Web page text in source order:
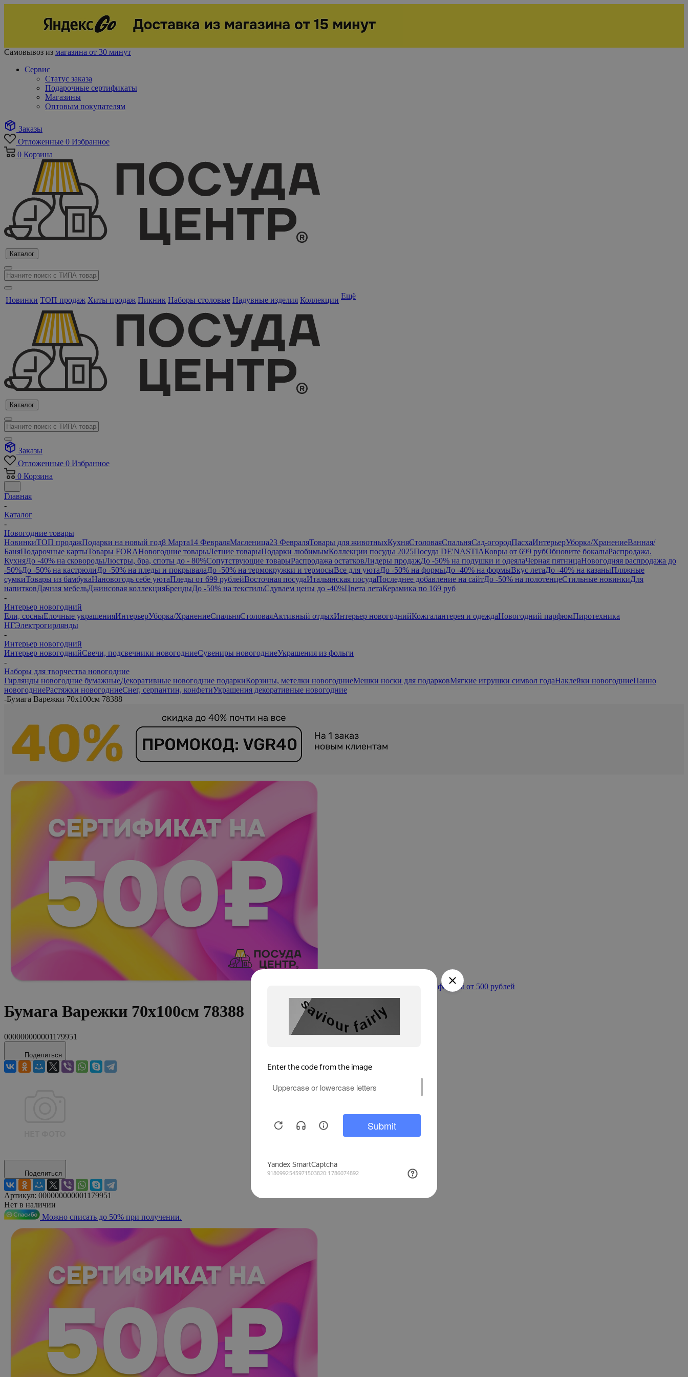
Самовывоз из магазина от 30 минут
Сервис
Статус заказа
Подарочные сертификаты
Магазины
Оптовым покупателям
Заказы
Отложенные 0 Избранное
0 Корзина
Каталог
Новинки ТОП продаж Хиты продаж Пикник Наборы столовые Надувные изделия Коллекции Ещё
Каталог
Заказы
Отложенные 0 Избранное
0 Корзина
Главная
-
Каталог
-
Новогодние товары
НовинкиТОП продажПодарки на новый год8 Марта14 ФевраляМасленица23 ФевраляТовары для животныхКухняСтоловаяСпальняСад-огородПасхаИнтерьерУборка/ХранениеВанная/
БаняПодарочные картыТовары FORAНовогодние товарыЛетние товарыПодарки любимымКоллекции посуды 2025Посуда DE'NASTIAКовры от 699 рубОбновите бокалыРаспродажа.
КухняДо -40% на сковородыЛюстры, бра, споты до - 80%Сопутствующие товарыРаспродажа остатковЛидеры продажДо -50% на подушки и одеялаЧерная пятницаНовогодняя распродажа до
-50%До -50% на кастрюлиДо -50% на пледы и покрывалаДо -50% на термокружки и термосыВсе для уютаДо -50% на формыДо -40% на формыВкус летаДо -40% на казаныПляжные
сумкиТовары из бамбукаНановогодь себе уютаПледы от 699 рублейВосточная посудаИтальянская посудаПоследнее добавление на сайтДо -50% на полотенцеСтильные новинкиДля
напитковДачная мебельДжинсовая коллекцияБрендыДо -50% на текстильСдуваем цены до -40%Цвета летаКерамика по 169 руб
-
Интерьер новогодний
Ели, сосныЕлочные украшенияИнтерьерУборка/ХранениеСпальняСтоловаяАктивный отдыхИнтерьер новогоднийКожгалантерея и одеждаНовогодний парфюмПиротехника
НГЭлектрогирлянды
-
Интерьер новогодний
Интерьер новогоднийСвечи, подсвечники новогодниеСувениры новогодниеУкрашения из фольги
-
Наборы для творчества новогодние
Гирлянды новогодние бумажныеДекоративные новогодние подаркиКорзины, метелки новогодниеМешки носки для подарковМягкие игрушки символ годаНаклейки новогодниеПанно
новогодниеРастяжки новогодниеСнег, серпантин, конфетиУкрашения декоративные новогодние
-Бумага Варежки 70х100см 78388
Электронные подарочные сертификаты от 500 рублей
Бумага Варежки 70х100см 78388
000000000001179951
Поделиться
Поделиться
Артикул: 000000000001179951
Нет в наличии
Можно списать до 50% при получении.